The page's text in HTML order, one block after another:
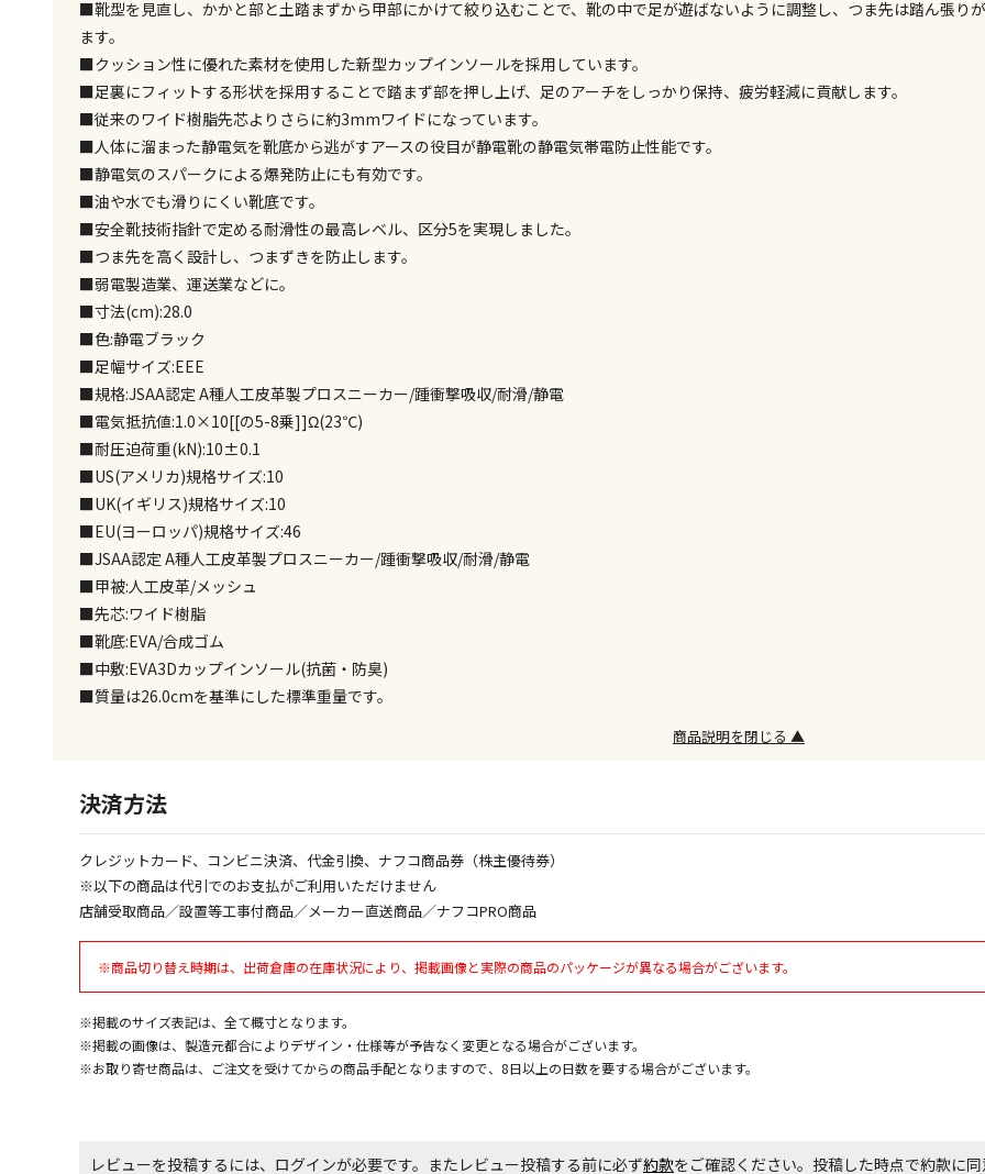
■靴型を見直し、かかと部と土踏まずから甲部にかけて絞り込むことで、靴の中で足が遊ばないように調整し、つま先は踏ん張り
ます。
■クッション性に優れた素材を使用した新型カップインソールを採用しています。
■足裏にフィットする形状を採用することで踏まず部を押し上げ、足のアーチをしっかり保持、疲労軽減に貢献します。
■従来のワイド樹脂先芯よりさらに約3mmワイドになっています。
■人体に溜まった静電気を靴底から逃がすアースの役目が静電靴の静電気帯電防止性能です。
■静電気のスパークによる爆発防止にも有効です。
■油や水でも滑りにくい靴底です。
■安全靴技術指針で定める耐滑性の最高レベル、区分5を実現しました。
■つま先を高く設計し、つまずきを防止します。
■弱電製造業、運送業などに。
■寸法(cm):28.0
■色:静電ブラック
■足幅サイズ:EEE
■規格:JSAA認定 A種人工皮革製プロスニーカー/踵衝撃吸収/耐滑/静電
■電気抵抗値:1.0×10[[の5-8乗]]Ω(23℃)
■耐圧迫荷重(kN):10±0.1
■US(アメリカ)規格サイズ:10
■UK(イギリス)規格サイズ:10
■EU(ヨーロッパ)規格サイズ:46
■JSAA認定 A種人工皮革製プロスニーカー/踵衝撃吸収/耐滑/静電
■甲被:人工皮革/メッシュ
■先芯:ワイド樹脂
■靴底:EVA/合成ゴム
■中敷:EVA3Dカップインソール(抗菌・防臭)
■質量は26.0cmを基準にした標準重量です。
商品説明を閉じる ▲
決済方法
クレジットカード、コンビニ決済、代金引換、ナフコ商品券（株主優待券）
※以下の商品は代引でのお支払がご利用いただけません
店舗受取商品／設置等工事付商品／メーカー直送商品／ナフコPRO商品
※商品切り替え時期は、出荷倉庫の在庫状況により、掲載画像と実際の商品のパッケージが異なる場合がございます。
※掲載のサイズ表記は、全て概寸となります。
※掲載の画像は、製造元都合によりデザイン・仕様等が予告なく変更となる場合がございます。
※お取り寄せ商品は、ご注文を受けてからの商品手配となりますので、8日以上の日数を要する場合がございます。
レビューを投稿するには、ログインが必要です。またレビュー投稿する前に必ず約款をご確認ください。投稿した時点で約款